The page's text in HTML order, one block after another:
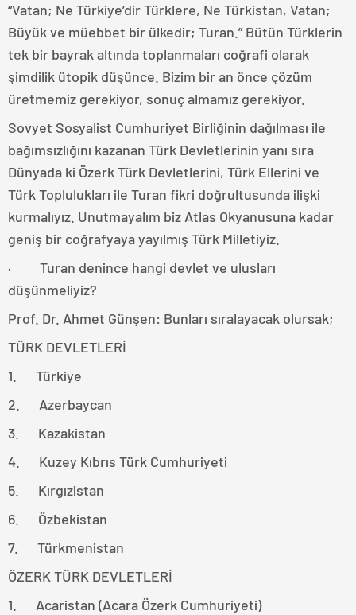
“Vatan; Ne Türkiye’dir Türklere, Ne Türkistan, Vatan;
Büyük ve müebbet bir ülkedir; Turan.” Bütün Türklerin
tek bir bayrak altında toplanmaları coğrafi olarak
şimdilik ütopik düşünce. Bizim bir an önce çözüm
üretmemiz gerekiyor, sonuç almamız gerekiyor.
Sovyet Sosyalist Cumhuriyet Birliğinin dağılması ile
bağımsızlığını kazanan Türk Devletlerinin yanı sıra
Dünyada ki Özerk Türk Devletlerini, Türk Ellerini ve
Türk Toplulukları ile Turan fikri doğrultusunda ilişki
kurmalıyız. Unutmayalım biz Atlas Okyanusuna kadar
geniş bir coğrafyaya yayılmış Türk Milletiyiz.
· Turan denince hangi devlet ve ulusları
düşünmeliyiz?
Prof. Dr. Ahmet Günşen: Bunları sıralayacak olursak;
TÜRK DEVLETLERİ
1. Türkiye
2. Azerbaycan
3. Kazakistan
4. Kuzey Kıbrıs Türk Cumhuriyeti
5. Kırgızistan
6. Özbekistan
7. Türkmenistan
ÖZERK TÜRK DEVLETLERİ
1. Acaristan (Acara Özerk Cumhuriyeti)